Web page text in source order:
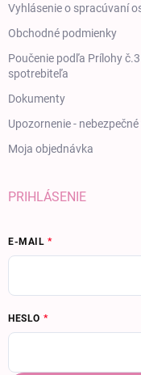
Vyhlásenie o spracúvaní
Obchodné podmienky
Poučenie podľa Prílohy
spotrebiteľa
Dokumenty
Upozornenie -
Moja objednávka
PRIHLÁSENIE
E-MAIL
HESLO